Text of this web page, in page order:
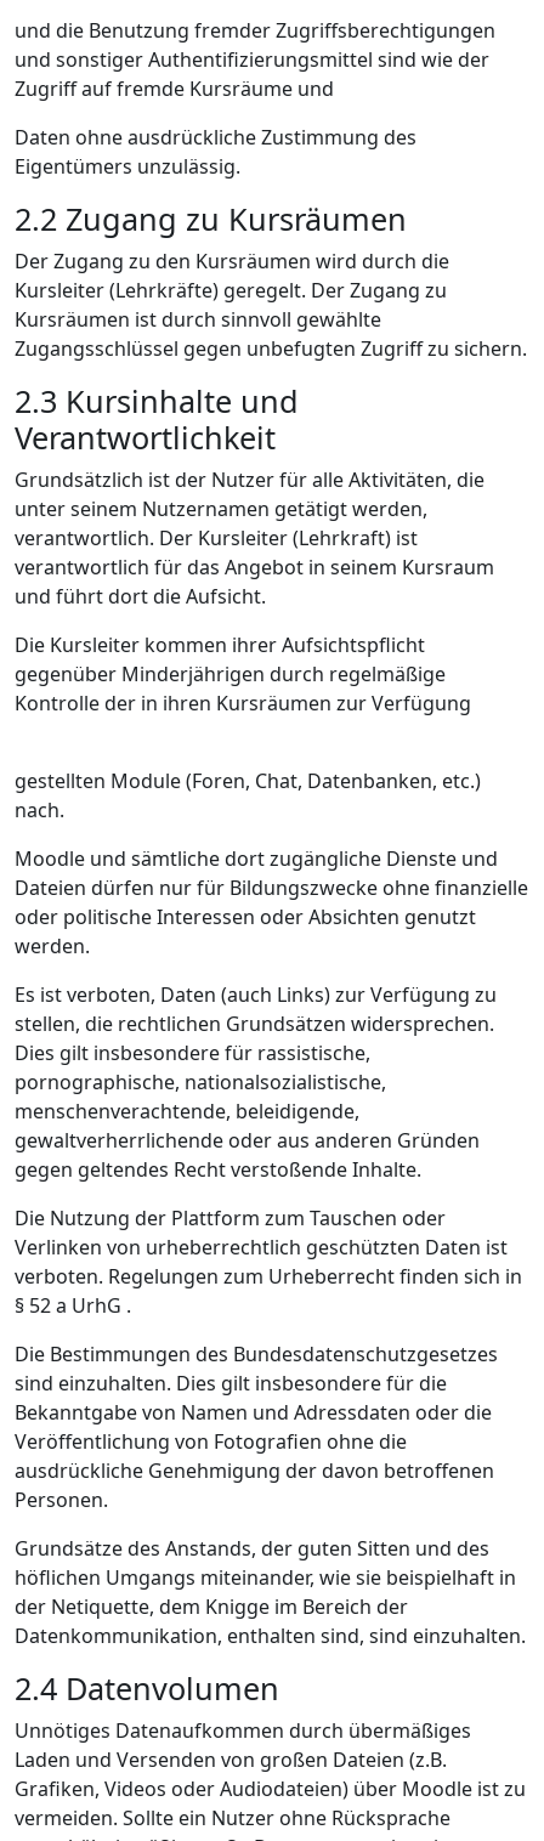
und die Benutzung fremder Zugriffsberechtigungen
und sonstiger Authentifizierungsmittel sind wie der
Zugriff auf fremde Kursräume und
Daten ohne ausdrückliche Zustimmung des
Eigentümers unzulässig.
2.2 Zugang zu Kursräumen
Der Zugang zu den Kursräumen wird durch die
Kursleiter (Lehrkräfte) geregelt. Der Zugang zu
Kursräumen ist durch sinnvoll gewählte
Zugangsschlüssel gegen unbefugten Zugriff zu sichern.
2.3 Kursinhalte und
Verantwortlichkeit
Grundsätzlich ist der Nutzer für alle Aktivitäten, die
unter seinem Nutzernamen getätigt werden,
verantwortlich. Der Kursleiter (Lehrkraft) ist
verantwortlich für das Angebot in seinem Kursraum
und führt dort die Aufsicht.
Die Kursleiter kommen ihrer Aufsichtspflicht
gegenüber Minderjährigen durch regelmäßige
Kontrolle der in ihren Kursräumen zur Verfügung
gestellten Module (Foren, Chat, Datenbanken, etc.)
nach.
Moodle und sämtliche dort zugängliche Dienste und
Dateien dürfen nur für Bildungszwecke ohne finanzielle
oder politische Interessen oder Absichten genutzt
werden.
Es ist verboten, Daten (auch Links) zur Verfügung zu
stellen, die rechtlichen Grundsätzen widersprechen.
Dies gilt insbesondere für rassistische,
pornographische, nationalsozialistische,
menschenverachtende, beleidigende,
gewaltverherrlichende oder aus anderen Gründen
gegen geltendes Recht verstoßende Inhalte.
Die Nutzung der Plattform zum Tauschen oder
Verlinken von urheberrechtlich geschützten Daten ist
verboten. Regelungen zum Urheberrecht finden sich in
§ 52 a UrhG .
Die Bestimmungen des Bundesdatenschutzgesetzes
sind einzuhalten. Dies gilt insbesondere für die
Bekanntgabe von Namen und Adressdaten oder die
Veröffentlichung von Fotografien ohne die
ausdrückliche Genehmigung der davon betroffenen
Personen.
Grundsätze des Anstands, der guten Sitten und des
höflichen Umgangs miteinander, wie sie beispielhaft in
der Netiquette, dem Knigge im Bereich der
Datenkommunikation, enthalten sind, sind einzuhalten.
2.4 Datenvolumen
Unnötiges Datenaufkommen durch übermäßiges
Laden und Versenden von großen Dateien (z.B.
Grafiken, Videos oder Audiodateien) über Moodle ist zu
vermeiden. Sollte ein Nutzer ohne Rücksprache